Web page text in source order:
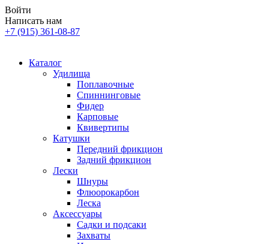
Войти
Написать нам
+7 (915) 361-08-87
Каталог
Удилища
Поплавочные
Спиннинговые
Фидер
Карповые
Квивертипы
Катушки
Передний фрикцион
Задний фрикцион
Лески
Шнуры
Флюорокарбон
Леска
Аксессуары
Садки и подсаки
Захваты